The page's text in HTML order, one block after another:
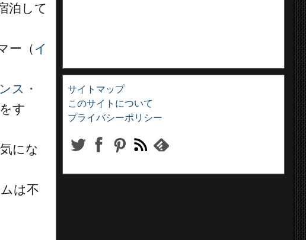
泊して
ー（ イ
ス・
す
にな
は不
サイトマップ
このサイトについて
プライバシーポリシー